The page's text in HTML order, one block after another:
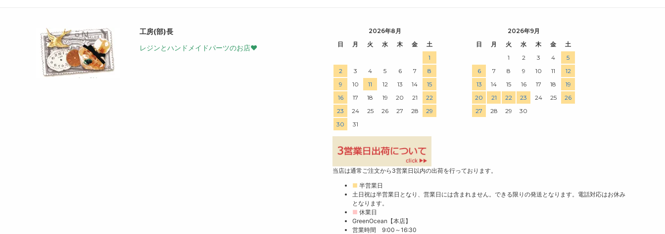
工房(部)長
レジンとハンドメイドパーツのお店♥
2026年8月
日
月 火 水 木 金
土
1
2
3 4 5 6 7
8
9
10 11 12 13 14
15
16
17 18 19 20 21
22
23
24 25 26 27 28
29
30
31
2026年9月
日
月 火 水 木 金
土
1
2 3 4
5
6
7 8 9 10 11
12
13
14 15 16 17 18
19
20
21 22 23 24 25
26
27
28 29 30
当店は通常ご注文から3営業日以内の出荷を行っております。
■ 半営業日
土日祝は半営業日となり、営業日には含まれません。できる限りの発送となります。電話対応はお休み
となります。
■ 休業日
GreenOcean【本店】
営業時間 9:00～16:30